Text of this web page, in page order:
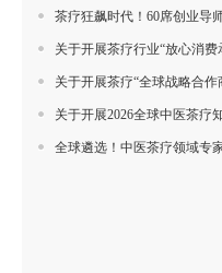
茶疗狂飙时代！60席创业导
关于开展茶疗行业“放心消费
关于开展茶疗“全球战略合作
关于开展2026全球中医茶疗
全球遴选！中医茶疗领域专